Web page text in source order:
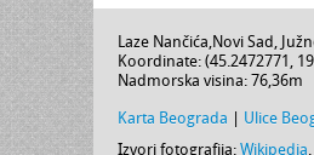
Laze Nančića,Novi Sad,
Koordinate: (45.2472771 ,
Nadmorska visina: 76,36m
Karta Beograda Ulice
Izvori fotografija: Wikipedia.